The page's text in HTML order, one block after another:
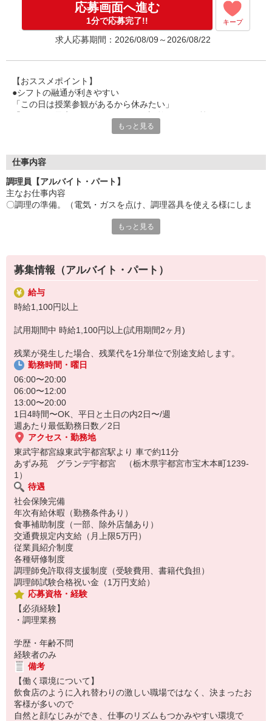
応募画面へ進む
1分で応募完了!! キープ
求人応募期間：2026/08/09～2026/08/22
【おススメポイント】
●シフトの融通が利きやすい
「この日は授業参観があるから休みたい」
家庭や趣味の都合にも柔軟に対応しますので、お気軽にご相談く
●20代〜50代の幅広い年代のスタッフが活躍中
躍中
●安心の教育体制
入社後は先輩たちが優しくフォローしながら進めますので、
安心してお仕事を始められます。
【会社について】
給食受託の外資系大手企業、コンパスグループ・ジャパン。
全国約1,500ヵ所で「コントラクトフードサービス」を展開して
います
もっと見る
仕事内容
調理員【アルバイト・パート】
主なお仕事内容
〇調理の準備。（電気・ガスを点け、調理器具を使える様にしま
〇食材の確認と下ごしらえ（献立に合わせて皮むき等、下ごしらえ
「メイン担当」「副菜担当」「盛り付け担当」等、メニューや作業
ごとに
担当が決まっているため、ブランクがある方も安心♪
い慣れている方や、
もっと見る
募集情報（アルバイト・パート）
給与
時給1,100円以上
試用期間中 時給1,100円以上(試用期間2ヶ月)
残業が発生した場合、残業代を1分単位で別途支給します。
勤務時間・曜日
06:00〜20:00
06:00〜12:00
13:00〜20:00
1日4時間〜OK、平日と土日の内2日〜/週
週あたり最低勤務日数／2日
アクセス・勤務地
東武宇都宮線東武宇都宮駅より 車で約11分
あずみ苑 グランデ宇都宮 （栃木県宇都宮市宝木本町1239-
1）
待遇
社会保険完備
年次有給休暇（勤務条件あり）
食事補助制度（一部、除外店舗あり）
交通費規定内支給（月上限5万円）
従業員紹介制度
各種研修制度
調理師免許取得支援制度（受験費用、書籍代負担）
調理師試験合格祝い金（1万円支給）
応募資格・経験
【必須経験】
・調理業務
学歴・年齢不問
経験者のみ
備考
【働く環境について】
飲食店のように入れ替わりの激しい職場ではなく、決まったお
客様が多いので
自然と顔なじみができ、仕事のリズムもつかみやすい環境で